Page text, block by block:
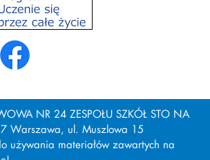
NR 24 ZESPOŁU SZKÓŁ STO NA
Warszawa, ul. Muszlowa 15
używania materiałów zawartych na